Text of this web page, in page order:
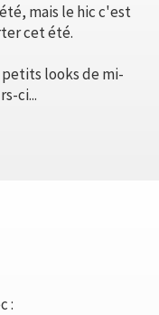
mais le hic c'est
cet été.
looks de mi-
ci...
: